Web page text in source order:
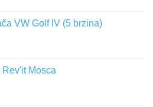
VW Golf IV (5 brzina)
Rev'it Mosca